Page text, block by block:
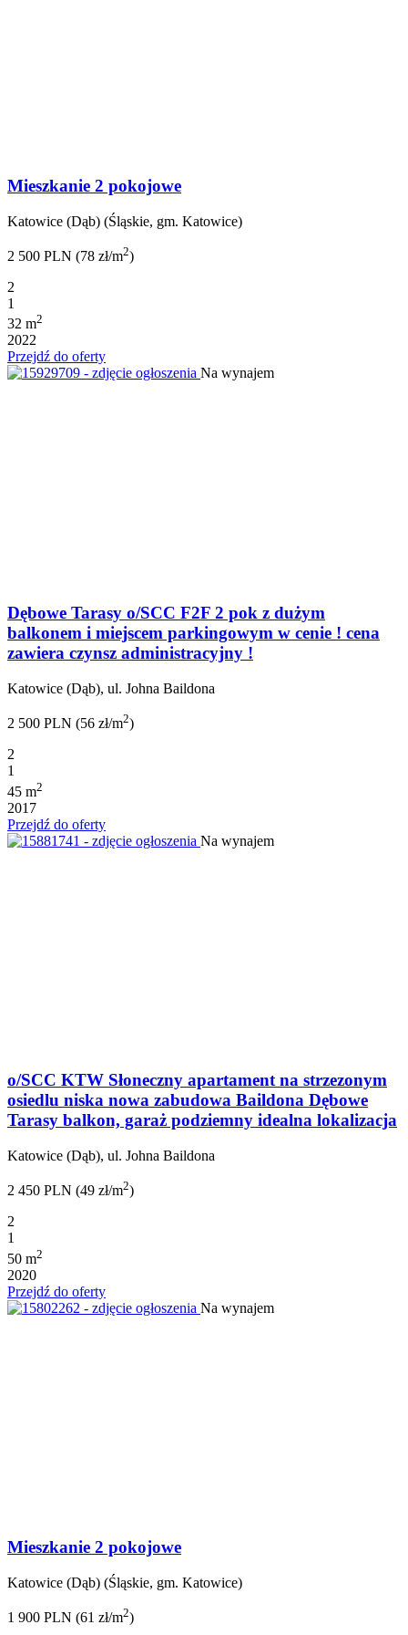
Mieszkanie 2 pokojowe
Katowice (Dąb) (Śląskie, gm. Katowice)
2 500 PLN (78 zł/m2)
2
1
32 m2
2022
Przejdź do oferty
Na wynajem
Dębowe Tarasy o/SCC F2F 2 pok z dużym
balkonem i miejscem parkingowym w cenie ! cena
zawiera czynsz administracyjny !
Katowice (Dąb), ul. Johna Baildona
2 500 PLN (56 zł/m2)
2
1
45 m2
2017
Przejdź do oferty
Na wynajem
o/SCC KTW Słoneczny apartament na strzezonym
osiedlu niska nowa zabudowa Baildona Dębowe
Tarasy balkon, garaż podziemny idealna lokalizacja
Katowice (Dąb), ul. Johna Baildona
2 450 PLN (49 zł/m2)
2
1
50 m2
2020
Przejdź do oferty
Na wynajem
Mieszkanie 2 pokojowe
Katowice (Dąb) (Śląskie, gm. Katowice)
1 900 PLN (61 zł/m2)